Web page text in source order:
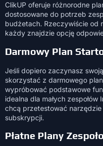
ClikUP oferuje różnorodne
dostosowane do potrzeb
budżetach. Rzeczywiście od
każdy znajdzie opcję
Darmowy Plan
Jeśli dopiero zaczynasz
skorzystać z darmowego
wypróbować podstawowe
idealna dla małych
chcą przetestować
subskrypcji.
Płatne Plany